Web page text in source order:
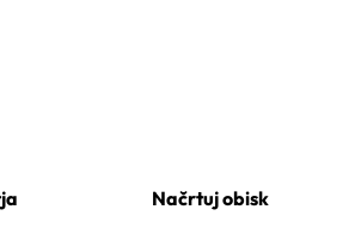
Načrtuj obisk